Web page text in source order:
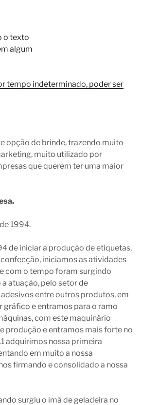
o texto
algum
tempo indeterminado, poder ser
opção de brinde, trazendo muito
muito utilizado por
que querem ter uma maior
1994.
de iniciar a produção de etiquetas,
iniciamos as atividades
com o tempo foram surgindo
atuação, pelo setor de
entre outros produtos, em
e entramos para o ramo
com este maquinário
produção e entramos mais forte no
adquirimos nossa primeira
em muito a nossa
firmando e consolidado a nossa
surgiu o imã de geladeira no